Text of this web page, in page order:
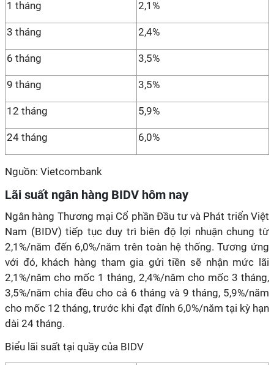
1 tháng 2,1%
3 tháng 2,4%
6 tháng 3,5%
9 tháng 3,5%
12 tháng 5,9%
24 tháng 6,0%
Nguồn: Vietcombank
Lãi suất ngân hàng BIDV hôm nay
Ngân hàng Thương mại Cổ phần Đầu tư và Phát triển Việt
Nam (BIDV) tiếp tục duy trì biên độ lợi nhuận chung từ
2,1%/năm đến 6,0%/năm trên toàn hệ thống. Tương ứng
với đó, khách hàng tham gia gửi tiền sẽ nhận mức lãi
2,1%/năm cho mốc 1 tháng, 2,4%/năm cho mốc 3 tháng,
3,5%/năm chia đều cho cả 6 tháng và 9 tháng, 5,9%/năm
cho mốc 12 tháng, trước khi đạt đỉnh 6,0%/năm tại kỳ hạn
dài 24 tháng.
Biểu lãi suất tại quầy của BIDV